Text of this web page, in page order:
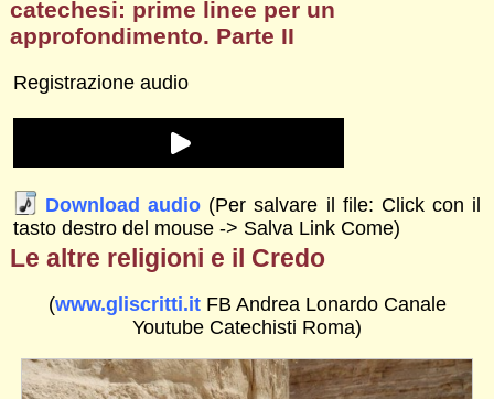
catechesi: prime linee per un
approfondimento. Parte II
Registrazione audio
Download audio (Per salvare il file: Click con il
tasto destro del mouse -> Salva Link Come)
Le altre religioni e il Credo
(www.gliscritti.itFB Andrea Lonardo Canale
Youtube Catechisti Roma)